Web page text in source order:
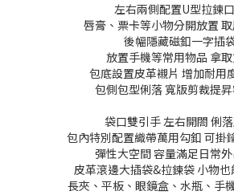
左右兩側配置U型拉鍊
唇膏、票卡等小物分開放置
後幅隱藏磁釦一字插
放置手機等常用物品 拿
包底設置皮革襯片 增加耐用
包側包型俐落 寬版剪裁提
袋口雙引手 左右開閤 俐
包內特別配置織帶萬用勾釦 可掛
彈性大空間 容量滿足日常
皮革滾邊大插袋&拉鍊袋 小物
長夾、平板、眼鏡盒、水瓶、手